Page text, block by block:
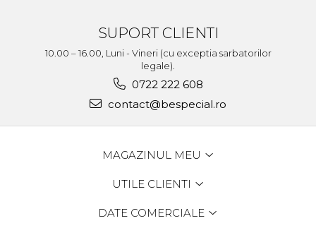
SUPORT CLIENTI
10.00 – 16.00, Luni - Vineri (cu exceptia sarbatorilor
legale).
0722 222 608
contact@bespecial.ro
MAGAZINUL MEU
UTILE CLIENTI
DATE COMERCIALE